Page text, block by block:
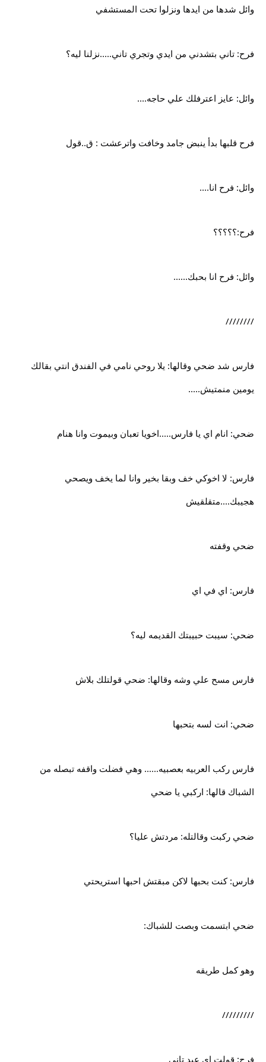
وائل شدها من ايدها ونزلوا تحت المستشفي
فرح: تاني بتشدني من ايدي وتجري تاني.....نزلنا ليه؟
وائل: عايز اعترفلك علي حاجه....
فرح قلبها بدأ ينبض جامد وخافت واترعشت : ق..قول
وائل: فرح انا....
فرح:؟؟؟؟؟
وائل: فرح انا بحبك......
////////
فارس شد ضحي وقالها: يلا روحي نامي في الفندق انتي بقالك
يومين منمتيش.....
ضحي: انام اي يا فارس.....اخويا تعبان وبيموت وانا هنام
فارس: لا اخوكي خف وبقا بخير وانا لما يخف ويصحي
هجيبك....متقلقيش
ضحي وقفته
فارس: اي في اي
ضحي: سيبت حبيبتك القديمه ليه؟
فارس مسح علي وشه وقالها: ضحي قولتلك بلاش
ضحي: انت لسه بتحبها
فارس ركب العربيه بعصبيه...... وهي فضلت واقفه تبصله من
الشباك قالها: اركبي يا ضحي
ضحي ركبت وقالتله: مردتش عليا؟
فارس: كنت بحبها لاكن مبقتش احبها استريحتي
ضحي ابتسمت وبصت للشباك:
وهو كمل طريقه
/////////
فرح: قولت اي عيد تاني